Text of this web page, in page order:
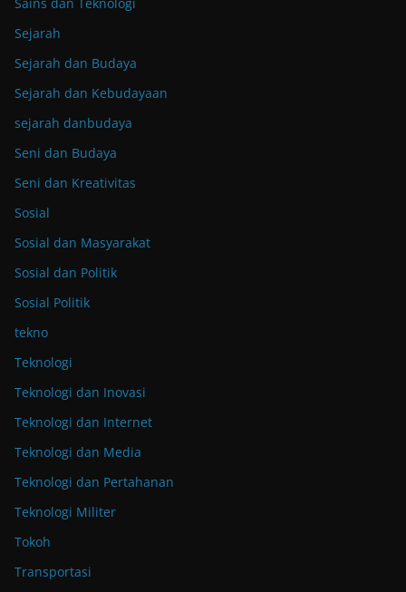
Sains dan Teknologi
Sejarah
Sejarah dan Budaya
Sejarah dan Kebudayaan
sejarah danbudaya
Seni dan Budaya
Seni dan Kreativitas
Sosial
Sosial dan Masyarakat
Sosial dan Politik
Sosial Politik
tekno
Teknologi
Teknologi dan Inovasi
Teknologi dan Internet
Teknologi dan Media
Teknologi dan Pertahanan
Teknologi Militer
Tokoh
Transportasi